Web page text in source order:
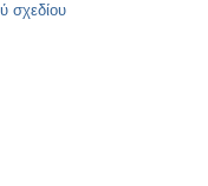
σχεδίου